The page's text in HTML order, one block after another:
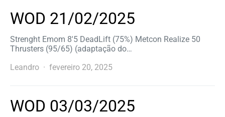
WOD 21/02/2025
Strenght Emom 8′5 DeadLift (75%) Metcon Realize 50
Thrusters (95/65) (adaptação do…
Leandro
fevereiro 20, 2025
WOD 03/03/2025